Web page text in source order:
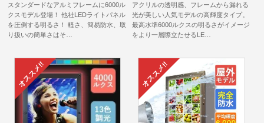
スタンダードなアルミフレームに6000ル
クスモデル登場！ 他社LEDライトパネル
を圧倒する明るさ！ 軽さ、簡易防水、取
り扱いの簡単さはそ…
アクリルの透明感、フレームから漏れる
光が美しい人気モデルの高輝度タイプ。
最高水準6000ルクスの明るさがイメージ
をより一層際立たせるLE…